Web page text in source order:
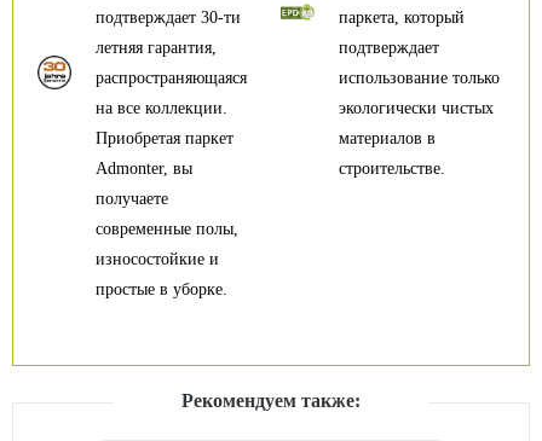
паркета, который
подтверждает
использование только
экологически чистых
материалов в
строительстве.
подтверждает 30-ти
летняя гарантия,
распространяющаяся
на все коллекции.
Приобретая паркет
Admonter, вы
получаете
современные полы,
износостойкие и
простые в уборке.
Рекомендуем также: